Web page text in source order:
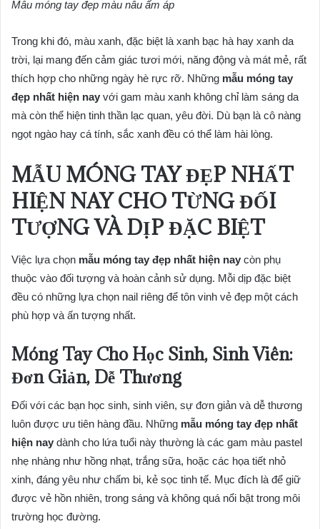
Mẫu móng tay đẹp màu nâu ấm áp
Trong khi đó, màu xanh, đặc biệt là xanh bạc hà hay xanh da
trời, lại mang đến cảm giác tươi mới, năng động và mát mẻ, rất
thích hợp cho những ngày hè rực rỡ. Những mẫu móng tay
đẹp nhất hiện nay với gam màu xanh không chỉ làm sáng da
mà còn thể hiện tinh thần lạc quan, yêu đời. Dù bạn là cô nàng
ngọt ngào hay cá tính, sắc xanh đều có thể làm hài lòng.
MẪU MÓNG TAY ĐẸP NHẤT
HIỆN NAYCHO TỪNG ĐỐI
TƯỢNG VÀ DỊP ĐẶC BIỆT
Việc lựa chọn mẫu móng tay đẹp nhất hiện nay còn phụ
thuộc vào đối tượng và hoàn cảnh sử dụng. Mỗi dịp đặc biệt
đều có những lựa chọn nail riêng để tôn vinh vẻ đẹp một cách
phù hợp và ấn tượng nhất.
Móng Tay Cho Học Sinh, Sinh Viên:
Đơn Giản, Dễ Thương
Đối với các bạn học sinh, sinh viên, sự đơn giản và dễ thương
luôn được ưu tiên hàng đầu. Những mẫu móng tay đẹp nhất
hiện nay dành cho lứa tuổi này thường là các gam màu pastel
nhẹ nhàng như hồng nhạt, trắng sữa, hoặc các họa tiết nhỏ
xinh, đáng yêu như chấm bi, kẻ sọc tinh tế. Mục đích là để giữ
được vẻ hồn nhiên, trong sáng và không quá nổi bật trong môi
trường học đường.